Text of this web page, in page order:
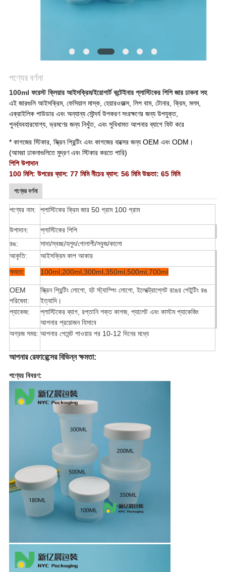
পণ্যের বর্ণনা
100ml ফরেস্ট ক্লিয়ার আইসক্রিম/ইয়োগার্ট কন্টেইনার প্লাস্টিকের পিপি জার ঢাকনা সহ
এই জারগুলি আইসক্রিম, ফেসিয়াল মাস্ক, হেয়ারওয়াক্স, লিপ বাম, টোনার, ক্রিম, মলম,
এক্রাইলিক পাউডার এবং অন্যান্য সৌন্দর্য উপকরণ সংরক্ষণের জন্য উপযুক্ত,
পুনর্ব্যবহারযোগ্য, ভ্রমণের জন্য নিখুঁত, এবং সুবিধামত আপনার ব্যাগে ফিট করে
* কাগজের স্টিকার, স্ক্রিন প্রিন্টিং এবং কাগজের বাক্সের জন্য OEM এবং ODM।
(আমরা ঢাকনাগুলিতে মুদ্রণ এবং স্টিকার করতে পারি)
পিপি উপাদান
100 মিলি: উপরের ব্যাস: 77 মিমি নীচের ব্যাস: 56 মিমি উচ্চতা: 65 মিমি
পণ্যের বর্ণনা
পণ্যের নাম: প্লাস্টিকের ক্রিম জার 50 গ্রাম 100 গ্রাম
উপাদান:
প্লাস্টিকের পিপি
রঙ:
সাদা/স্বচ্ছ/হলুদ/গোলাপী/সবুজ/কালো
আকৃতি:
আইসক্রিম কাপ আকার
ক্ষমতা:
100ml,200ml,300ml,350ml,500ml,700ml
OEM
পরিষেবা:
স্ক্রিন প্রিন্টিং লোগো, হট স্ট্যাম্পিং লোগো, ইলেক্ট্রোপ্লেট রঙের পেইন্টিং রঙ
ইত্যাদি।
প্যাকেজ:
প্লাস্টিকের ব্যাগ, রপ্তানি শক্ত কাগজ, প্যালেট এবং কাস্টম প্যাকেজিং
আপনার প্রয়োজন হিসাবে
অগ্রজ সময়: আপনার পেমেন্ট পাওয়ার পর 10-12 দিনের মধ্যে
আপনার রেফারেন্সের বিভিন্ন ক্ষমতা:
পণ্যের বিবরণ: